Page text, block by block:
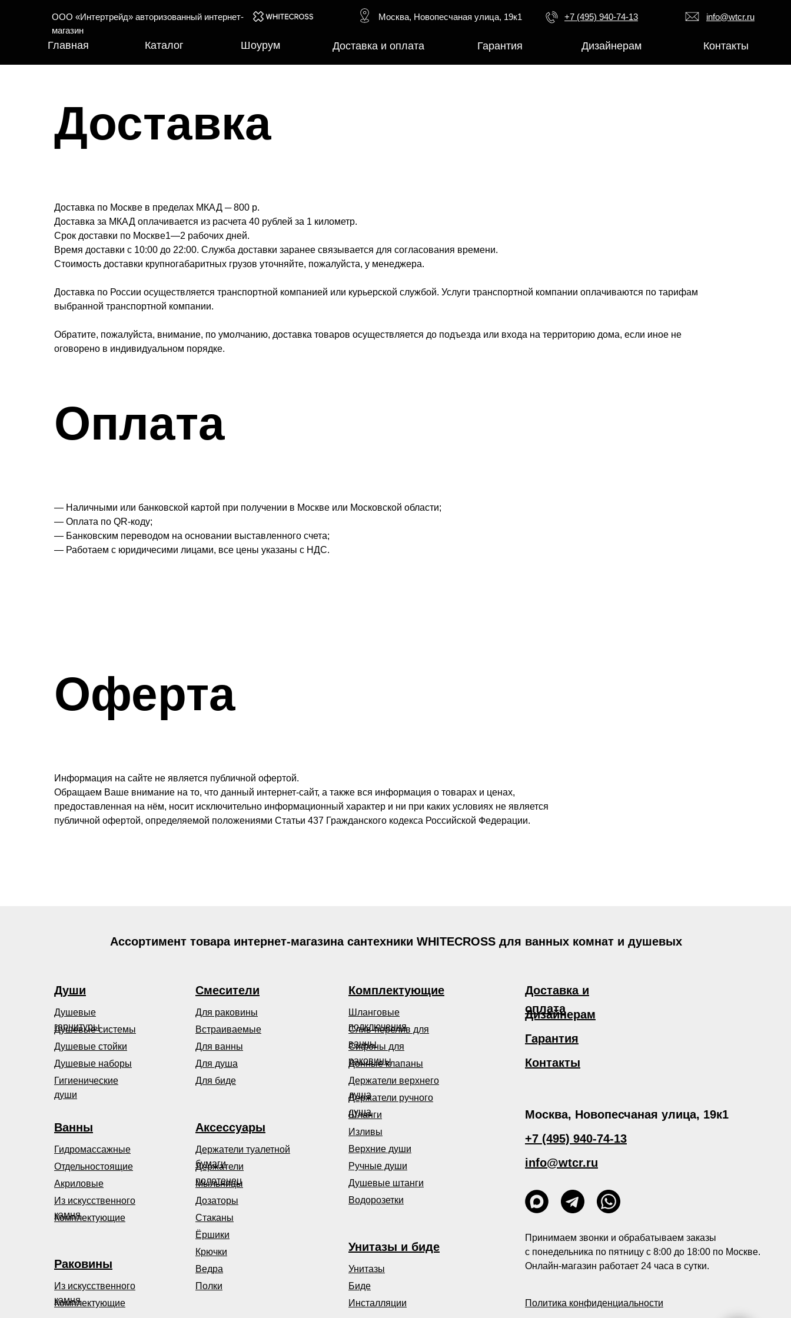
ООО «Интертрейд» авторизованный интернет-
магазин
Москва, Новопесчаная улица, 19к1 +7 (495) 940-74-13 info@wtcr.ru
Главная Каталог Шоурум Доставка и оплата Гарантия Дизайнерам Контакты
Доставка
Доставка по Москве в пределах МКАД ─ 800 р.
Доставка за МКАД оплачивается из расчета 40 рублей за 1 километр.
Срок доставки по Москве1—2 рабочих дней.
Время доставки с 10:00 до 22:00. Служба доставки заранее связывается для согласования времени.
Стоимость доставки крупногабаритных грузов уточняйте, пожалуйста, у менеджера.
Доставка по России осуществляется транспортной компанией или курьерской службой. Услуги транспортной компании оплачиваются по тарифам
выбранной транспортной компании.
Обратите, пожалуйста, внимание, по умолчанию, доставка товаров осуществляется до подъезда или входа на территорию дома, если иное не
оговорено в индивидуальном порядке.
Оплата
— Наличными или банковской картой при получении в Москве или Московской области;
— Оплата по QR-коду;
— Банковским переводом на основании выставленного счета;
— Работаем с юридичесими лицами, все цены указаны с НДС.
Оферта
Информация на сайте не является публичной офертой.
Обращаем Ваше внимание на то, что данный интернет-сайт, а также вся информация о товарах и ценах,
предоставленная на нём, носит исключительно информационный характер и ни при каких условиях не является
публичной офертой, определяемой положениями Статьи 437 Гражданского кодекса Российской Федерации.
Смесители
Души
Душевые
гарнитуры
Душевые системы
Гигиенические
души
Аксессуары
Держатели туалетной
бумаги
Держатели
полотенец
Мыльницы
Раковины
Из искусственного
камня
Комплектующие
Встраиваемые
Для биде
Для ванны
Для душа
Для раковины
Ванны
Из искусственного
камня
Комплектующие
Шланговые
подключения
Слив-перелив для
ванны
Сифоны для
раковины
Донные клапаны
Дизайнерам
Доставка и
оплата
Гарантия
Контакты
Душевые стойки
Душевые наборы
Дозаторы
Держатели верхнего
душа
Гидромассажные
Акриловые
Отдельностоящие
Комплектующие
Инсталляции Политика конфиденциальности
Биде
Унитазы
Унитазы и биде
Стаканы
Ёршики
Крючки
Ведра
Полки
Держатели ручного
душа
Шланги
Изливы
Верхние души
Ручные души
Москва, Новопесчаная улица, 19к1
info@wtcr.ru
+7 (495) 940-74-13
Душевые штанги
Водорозетки
Принимаем звонки и обрабатываем заказы
с понедельника по пятницу с 8:00 до 18:00 по Москве.
Онлайн-магазин работает 24 часа в сутки.
Ассортимент товара интернет-магазина сантехники WHITECROSS для ванных комнат и душевых